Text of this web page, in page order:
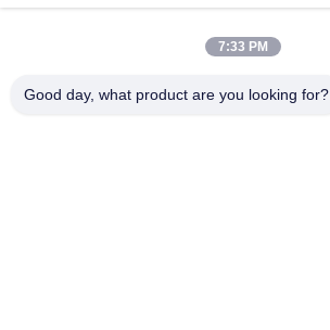
だ
ュ
7:33 PM
Good day, what product are you looking for?